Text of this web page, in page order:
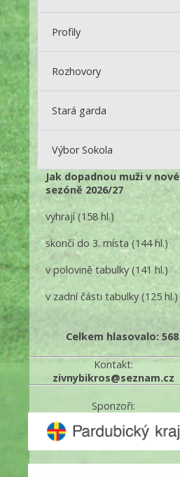
Profily
Rozhovory
Stará garda
Výbor Sokola
Jak dopadnou muži v nové
sezóně 2026/27
vyhrají(158 hl.)
skončí do 3. místa(144 hl.)
v polovině tabulky(141 hl.)
v zadní části tabulky (125 hl.)
Celkem hlasovalo: 568
Kontakt:
zivnybikros@seznam.cz
Sponzoři: